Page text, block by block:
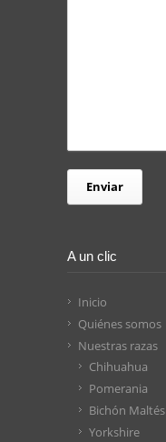
A un clic
Inicio
Quiénes somos
Nuestras razas
Chihuahua
Pomerania
Bichón Maltés
Yorkshire